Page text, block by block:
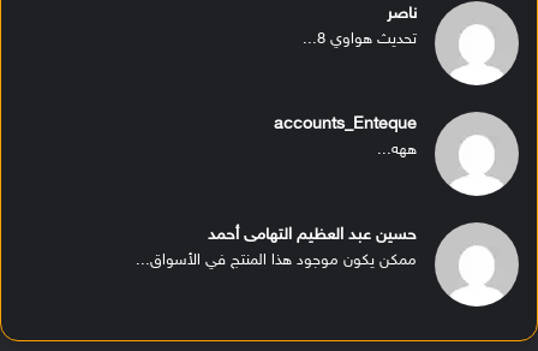
ناصر
تحديث هواوي 8...
accounts_Enteque
ههه...
حسين عبد العظيم التهامى أحمد
ممكن يكون موجود هذا المنتج في الأسواق...